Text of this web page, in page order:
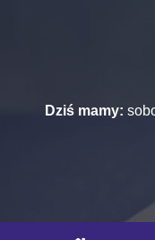
Dziś mamy: